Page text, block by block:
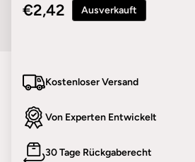
Regulärer Preis
€2,42 Ausverkauft
Kostenloser Versand
Von Experten Entwickelt
30 Tage Rückgaberecht